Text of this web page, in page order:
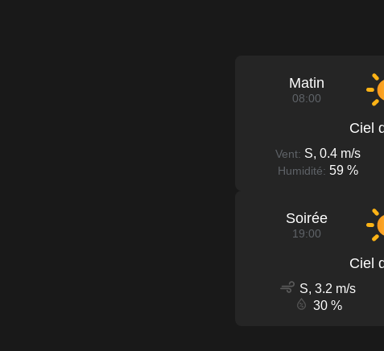
Matin
08:00
Ciel
Vent: S, 0.4 m/s
Humidité: 59 %
Soirée
19:00
Ciel
S, 3.2 m/s
30 %